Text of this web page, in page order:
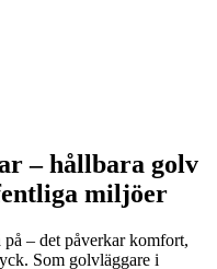
– hållbara golv
miljöer
– det påverkar komfort,
Som golvläggare i